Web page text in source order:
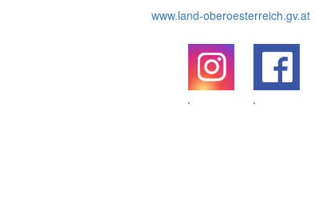
www.land-oberoesterreich.gv.at
.
.